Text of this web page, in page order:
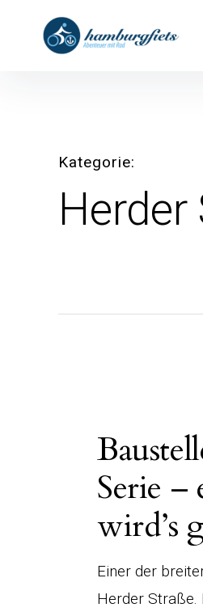
überspringenhamburgfiets –
Kategorie
Herder
Serie –
wird’s
Einer der
Herder Straße.